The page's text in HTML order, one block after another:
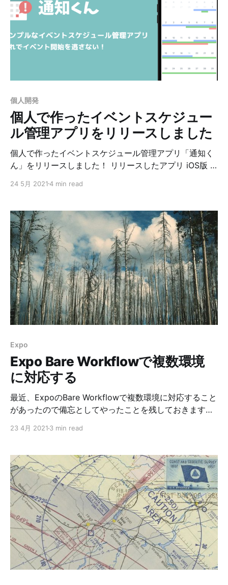
すると 最初のスプラッシュ画面が表示されたあと、うん
ともすんとも言わず止まってしまう。 他に
も、./gradlew assembleReleaseで出来た本番用のapk
でも同様。 また、yarn android --variant releaseを実行
して、シミュレーターで確認しても同様です。
buildTypes { debug { applicationIdSuffix '.debug'
個人開発
個人で作ったイベントスケジュー
ル管理アプリをリリースしました
個人で作ったイベントスケジュール管理アプリ「通知く
ん」をリリースしました！ リリースしたアプリ iOS版 ‎
品の発売開始、スマホゲームのイベントなどのスケジュ
プッシュ通知で開始をお知らせします • アカウント連携
で機種変更してもデータを引き継げます 利用規約：
https://shining-tank-
11e.notion.site/7bcc38e153f34ba5bae8096f39ca4eb
6 プライバシーポリシー：https://shining-tank-
11e.notion.site/2efd5fbf95ed4b419b0f5b589fa8bae9
App StoreTatsuya Deguchi Android版 通知くん - イベ
ントスケジュール管理 - Apps on Google PlayRegister
the event! Don’t forget with notificationsApps on
Google PlayTatsuya Degu
24 5月 20214 min read
Expo
Expo Bare Workflowで複数環境
に対応する
最近、ExpoのBare Workflowで複数環境に対応すること
があったので備忘としてやったことを残しておきます。
のアレです。 今回は、開発用、ステージング用、本番用
ようにしました。なので全てビルドすると全部で6つの
アプリが作られることになります。 あとiOSについての
みです。Androidについてはいずれ。 やったことは以下
の通りです。 1. Bare Workflowで初期化 2.
Configurationを追加する 3. Schemaを作成する 4. 複数
アプリをビルドできる環境作り 5. iOS Development
TargetとPodfileのバージョンを揃える 6. Podfileを整え
る 最後の「Podfile」の調整がどこにも書かれてなくて
苦労しました。 ちなみにExpo SDKのバージョンは41で
す。 Bare Workflowで初期化 $ expo init bare-
23 4月 2021 3 min read